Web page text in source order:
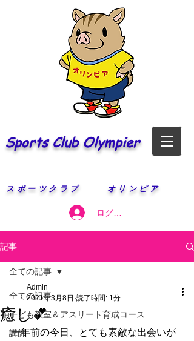
Sports Club Olympier
​スポーツクラブ オリンピア
ログイン
記事
全ての記事
子ども教室＆アスリート育成コース
講師
全ての記事
癒し💕
Admin
2021年3月8日 読了時間: 1分
一年前の今日、とても素敵な出会いが